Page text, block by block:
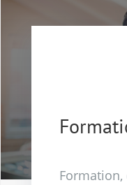
Formation,